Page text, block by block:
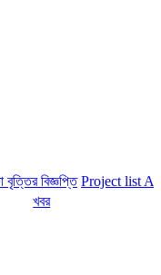
বিজ্ঞপ্তি Project list ADP &
খবর